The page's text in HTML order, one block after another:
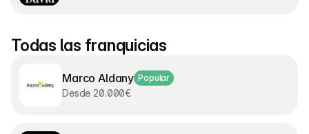
Todas las franquicias
Marco Aldany Popular
Desde 20.000€